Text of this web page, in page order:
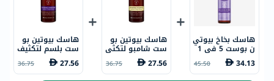
هاسك بخاخ بيوتي
ن بوست 5 في 1
75 مل
34.13
45.50
هاسك بيوتين بو
ست شامبو لتكثي
ف الشعر 355 مل
27.56
36.75
هاسك بيوتين بو
ست بلسم لتكثيف
الشعر 355 مل
27.56
36.75